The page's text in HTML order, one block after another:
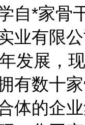
自*家骨
业有限公
发展，
有数十
体的企